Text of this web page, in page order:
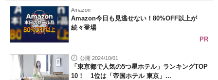
Amazon
Amazon今日も見逃せない！80%OFF以上が
続々登場
PR
公開 2024/10/01
「東京都で人気の5つ星ホテル」ランキングTOP
10！ 1位は「帝国ホテル 東京」...